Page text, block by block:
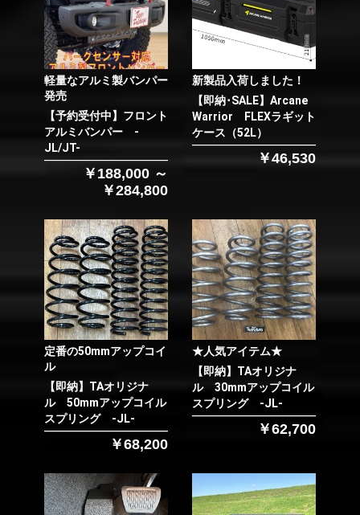
軽量なアルミ製バンパー
発売
【予約受付中】フロント
アルミバンパー -
JL/JT-
￥188,000 ～
￥284,800
新製品入荷しました！
【即納･SALE】Arcane
Warrior FLEXラギット
ケース（52L）
￥46,530
定番の50mmアップコイ
ル
【即納】TAオリジナ
ル 50mmアップコイル
スプリング -JL-
￥68,200
★人気アイテム★
【即納】TAオリジナ
ル 30mmアップコイル
スプリング -JL-
￥62,700